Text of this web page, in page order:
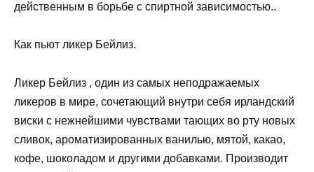
действенным в борьбе с спиртной зависимостью..
Как пьют ликер Бейлиз.
Ликер Бейлиз , один из самых неподражаемых
ликеров в мире, сочетающий внутри себя ирландский
виски с нежнейшими чувствами тающих во рту новых
сливок, ароматизированных ванилью, мятой, какао,
кофе, шоколадом и другими добавками. Производит